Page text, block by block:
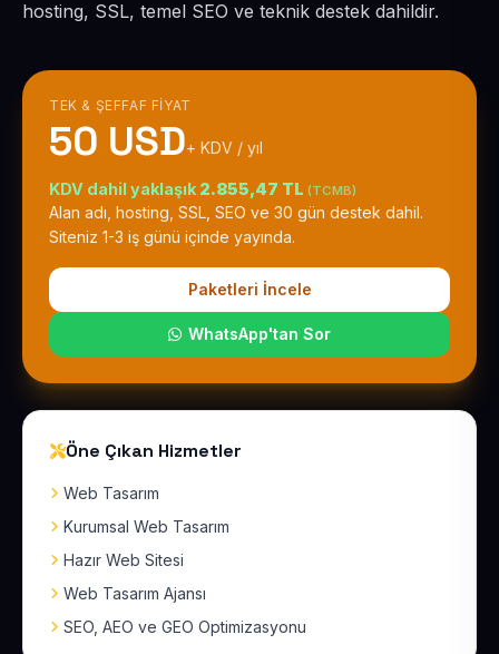
hosting, SSL, temel SEO ve teknik destek dahildir.
TEK & ŞEFFAF FIYAT
50 USD+ KDV / yıl
KDV dahil yaklaşık 2.855,47 TL (TCMB)
Alan adı, hosting, SSL, SEO ve 30 gün destek dahil.
Siteniz 1-3 iş günü içinde yayında.
Paketleri İncele
WhatsApp'tan Sor
Öne Çıkan Hizmetler
Web Tasarım
Kurumsal Web Tasarım
Hazır Web Sitesi
Web Tasarım Ajansı
SEO, AEO ve GEO Optimizasyonu